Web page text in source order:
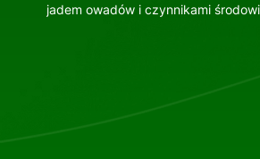
jadem owadów i czynnikami